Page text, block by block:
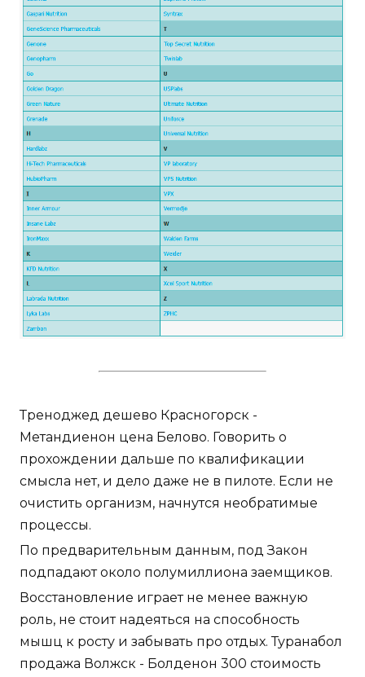
Треноджед дешево Красногорск -
Метандиенон цена Белово. Говорить о
прохождении дальше по квалификации
смысла нет, и дело даже не в пилоте. Если не
очистить организм, начнутся необратимые
процессы.
По предварительным данным, под Закон
подпадают около полумиллиона заемщиков.
Восстановление играет не менее важную
роль, не стоит надеяться на способность
мышц к росту и забывать про отдых. Туранабол
продажа Волжск - Болденон 300 стоимость